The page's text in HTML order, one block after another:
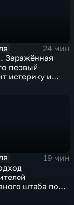
24 мин
Заражённая
первый
истерику и
19 мин
штаба по